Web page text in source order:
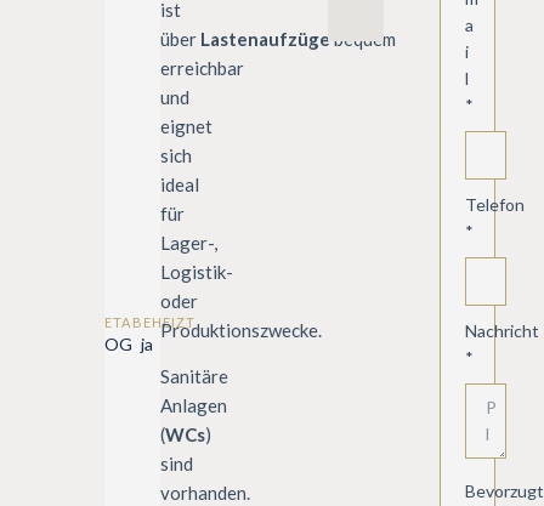
ETAGE
OG
BEHEIZT
ja
ist
über Lastenaufzüge bequem
erreichbar
und
eignet
sich
ideal
für
Lager-,
Logistik-
oder
Produktionszwecke.
Sanitäre
Anlagen
(WCs)
sind
vorhanden.
a
i
l
*
Telefon
*
Nachricht
*